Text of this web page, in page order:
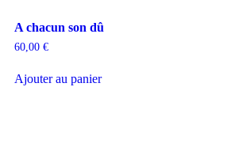
A chacun son dû
60,00 €
Ajouter au panier